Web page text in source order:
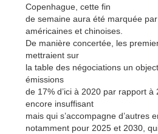
Copenhague, cette fin
de semaine aura été marquée
américaines et chinoises.
De manière concertée, les
mettraient sur
la table des négociations un
émissions
de 17% d’ici à 2020 par rapport à
encore insuffisant
mais qui s’accompagne d’autres
notamment pour 2025 et 2030,